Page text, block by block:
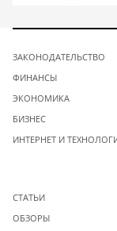
ЗАКОНОДАТЕЛЬСТВО
ФИНАНСЫ
ЭКОНОМИКА
БИЗНЕС
ИНТЕРНЕТ И
СТАТЬИ
ОБЗОРЫ